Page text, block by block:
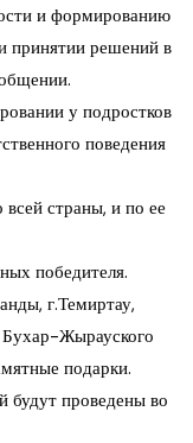
и формированию
принятии решений в
у подростков
поведения
страны, и по ее
победителя.
г.Темиртау,
Бухар-Жырауского
подарки.
будут проведены во